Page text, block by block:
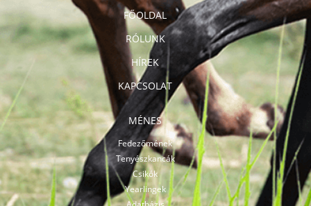
FŐOLDAL
RÓLUNK
HÍREK
KAPCSOLAT
MÉNES
Fedezőmének
Tenyészkancák
Csikók
Yearlingek